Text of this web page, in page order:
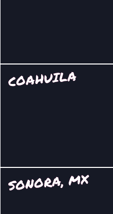
COAHUILA
SONORA, MX